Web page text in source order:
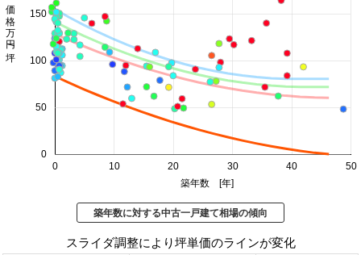
0 10 20 30 40 50
0
50
100
150
築年数 [年]
価格 万円/坪
築年数に対する中古一戸建て相場の傾向
スライダ調整により坪単価のラインが変化